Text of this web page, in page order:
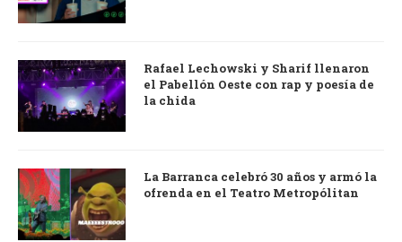
Rafael Lechowski y Sharif llenaron
el Pabellón Oeste con rap y poesía de
la chida
La Barranca celebró 30 años y armó la
ofrenda en el Teatro Metropólitan